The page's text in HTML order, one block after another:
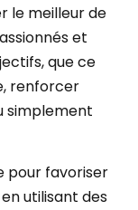
le meilleur de
et
que ce
renforcer
simplement
pour favoriser
utilisant des